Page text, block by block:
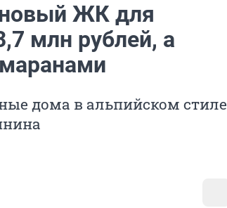
ЖК для
млн рублей, а
дома в альпийском стиле